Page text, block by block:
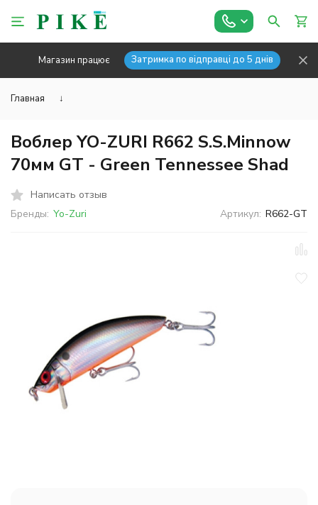
Магазин працює Затримка по відправці до 5 днів
Главная ↓
Воблер YO-ZURI R662 S.S.Minnow
70мм GT - Green Tennessee Shad
Написать отзыв
Бренды: Yo-Zuri Артикул: R662-GT